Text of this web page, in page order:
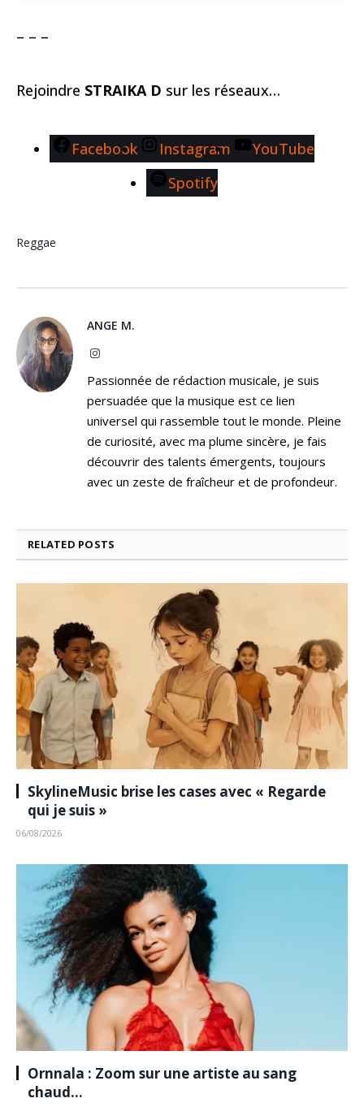
– – –
Rejoindre STRAIKA D sur les réseaux…
Facebook Instagram
YouTube
Spotify
Reggae
ANGE M.
Instagram
Passionnée de rédaction musicale, je suis
persuadée que la musique est ce lien
universel qui rassemble tout le monde. Pleine
de curiosité, avec ma plume sincère, je fais
découvrir des talents émergents, toujours
avec un zeste de fraîcheur et de profondeur.
RELATED POSTS
SkylineMusic brise les cases avec « Regarde
qui je suis »
06/08/2026
Ornnala : Zoom sur une artiste au sang
chaud…